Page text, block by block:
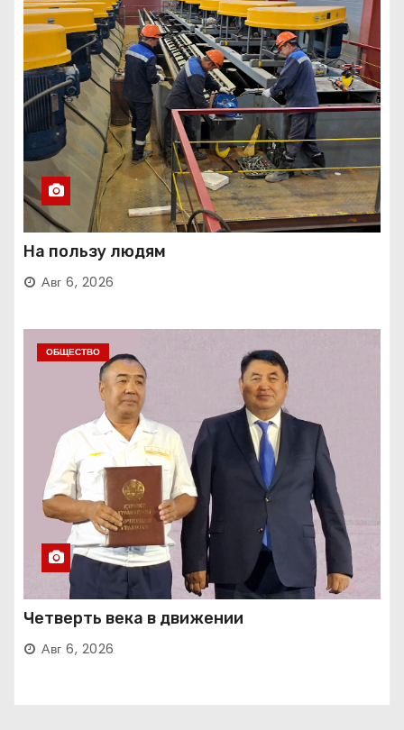
На пользу людям
Авг 6, 2026
ОБЩЕСТВО
Четверть века в движении
Авг 6, 2026